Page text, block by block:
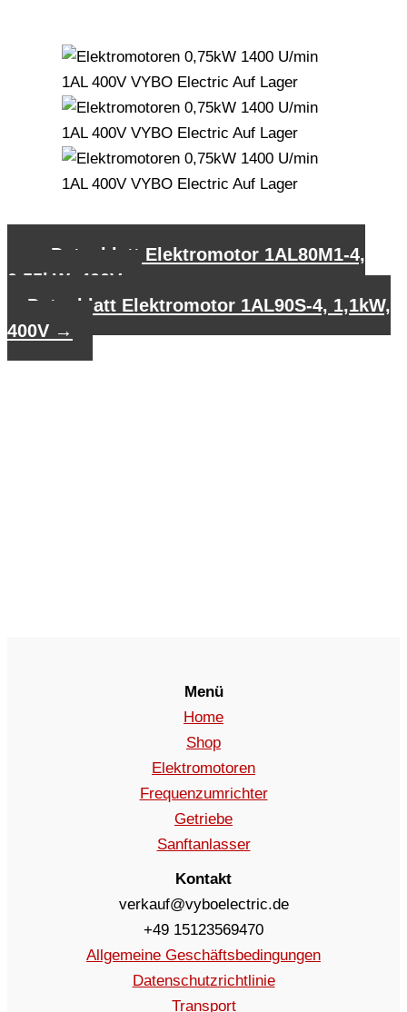
Datenblatt Elektromotor 1AL80M1-4,
0,55kW, 400V
Datenblatt Elektromotor 1AL90S-4, 1,1kW,
400V →
Menü
Home
Shop
Elektromotoren
Frequenzumrichter
Getriebe
Sanftanlasser
Kontakt
verkauf@vyboelectric.de
+49 15123569470
Allgemeine Geschäftsbedingungen
Datenschutzrichtlinie
Transport